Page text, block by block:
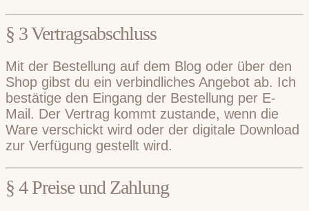
§ 3 Vertragsabschluss
Mit der Bestellung auf dem Blog oder über den
Shop gibst du ein verbindliches Angebot ab. Ich
bestätige den Eingang der Bestellung per E-
Mail. Der Vertrag kommt zustande, wenn die
Ware verschickt wird oder der digitale Download
zur Verfügung gestellt wird.
§ 4 Preise und Zahlung